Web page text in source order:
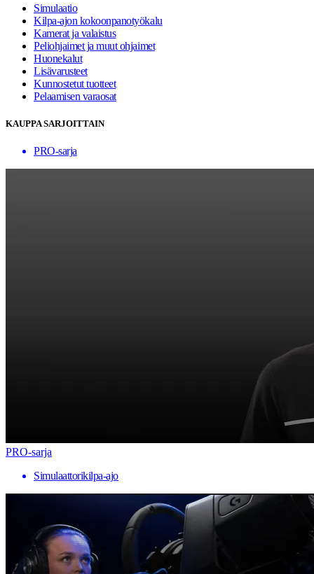
Simulaatio
Kilpa-ajon kokoonpanotyökalu
Kamerat ja valaistus
Peliohjaimet ja muut ohjaimet
Huonekalut
Lisävarusteet
Kunnostetut tuotteet
Pelaamisen varaosat
KAUPPA SARJOITTAIN
PRO-sarja
PRO-sarja
Simulaattorikilpa-ajo